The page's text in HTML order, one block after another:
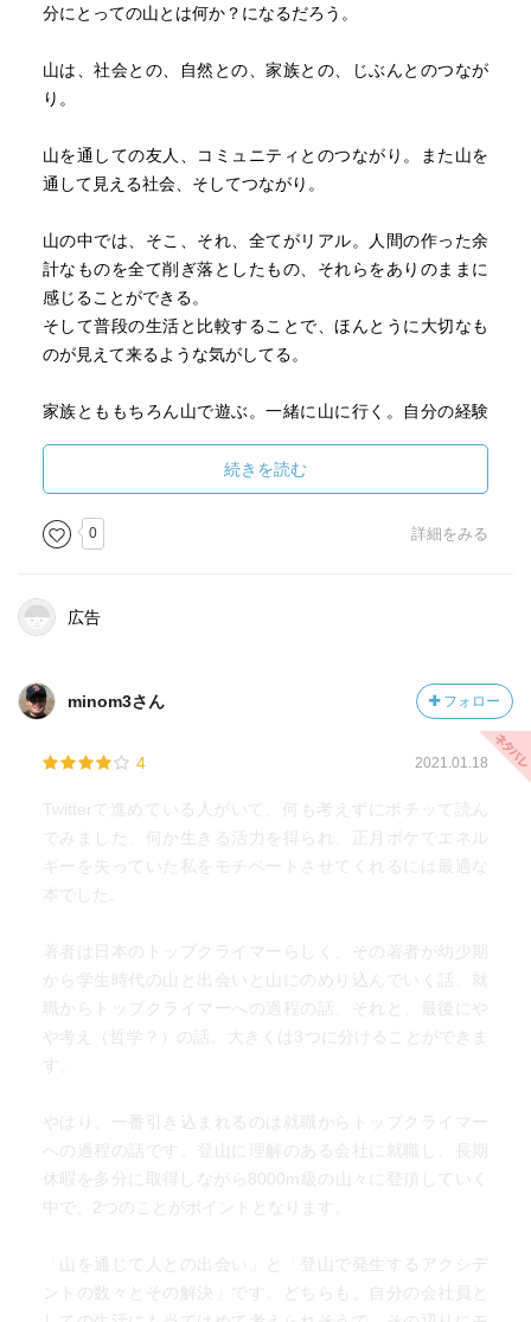
分にとっての山とは何か？になるだろう。
山は、社会との、自然との、家族との、じぶんとのつなが
り。
山を通しての友人、コミュニティとのつながり。また山を
通して見える社会、そしてつながり。
山の中では、そこ、それ、全てがリアル。人間の作った余
計なものを全て削ぎ落としたもの、それらをありのままに
感じることができる。
そして普段の生活と比較することで、ほんとうに大切なも
のが見えて来るような気がしてる。
家族とももちろん山で遊ぶ。一緒に山に行く。自分の経験
かなとか、この山ごはんはぜひ作ってあげようとか、つい
つい山行中はかんがえてしまう。それだけじゃなく、山を
楽しんでいる自分を楽しんでもらうようにできたらいいな
と思ってる。
自分が自分につながる場所。考え事をしながら歩いてみた
り、何も考えずに本能だけですごしてみたり、、、、みた
り、そうしたいと思って、そうしていること自体が、自分
とつながろうとしていることなのかもしれない。
続きを読む
0 詳細をみる
広告
minom3さん フォロー
4 2021.01.18
Twitterで進めている人がいて、何も考えずにポチッて読ん
でみました。何か生きる活力を得られ、正月ボケでエネル
ギーを失っていた私をモチベートさせてくれるには最適な
本でした。
著者は日本のトップクライマーらしく、その著者が幼少期
から学生時代の山と出会いと山にのめり込んでいく話。就
職からトップクライマーへの過程の話。それと、最後にや
や考え（哲学？）の話。大きくは3つに分けることができま
す。
やはり、一番引き込まれるのは就職からトップクライマー
への過程の話です。登山に理解のある会社に就職し、長期
休暇を多分に取得しながら8000m級の山々に登頂していく
中で、2つのことがポイントとなります。
「山を通じて人との出会い」と「登山で発生するアクシデ
ントの数々とその解決」です。どちらも、自分の会社員と